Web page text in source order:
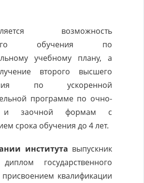
возможность
обучения по
учебному плану, а
второго высшего
по ускоренной
программе по очно-
и заочной формам с
срока обучения до 4 лет.
института выпускник
государственного
квалификации